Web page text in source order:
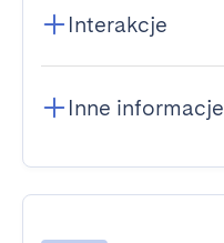
Interakcje
Inne informacje